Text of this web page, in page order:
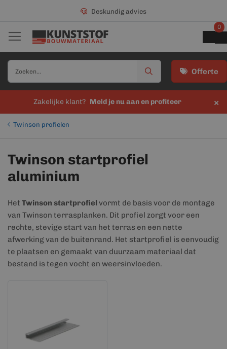
Deskundig advies
Offerte
0
Zakelijke klant? Meld je nu aan en profiteer ×
Twinson profielen
Twinson startprofiel
aluminium
Het Twinson startprofielvormt de basis voor de montage
van Twinson terrasplanken. Dit profiel zorgt voor een
rechte, stevige start van het terras en een nette
afwerking van de buitenrand. Het startprofiel is eenvoudig
te plaatsen en gemaakt van duurzaam materiaal dat
bestand is tegen vocht en weersinvloeden.